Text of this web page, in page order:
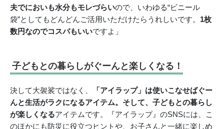
夫でにおいも水分もモレづらいので、いわゆる“ビニール
袋”としてもどんどんご活用いただけたらうれしいです。 1枚
数円なのでコスパもいいですよ」
子どもとの暮らしがぐーんと楽しくなる！
決して大袈裟ではなく、
「アイラップ」は使いこなせばぐー
んと生活がラクになるアイテム。そして、子どもとの暮らし
が楽しくなるアイテムです。『アイラップ』のSNSには、こ
のほかにも防災に役立つヒントや、お子さんと一緒に楽しめ